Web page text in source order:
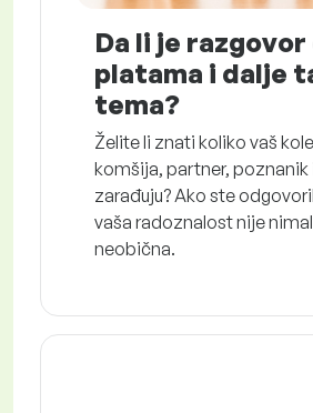
Da li je razgovor
platama i dalje
tema?
Želite li znati koliko vaš
komšija, partner, poznanik
zarađuju? Ako ste
vaša radoznalost nije
neobična.